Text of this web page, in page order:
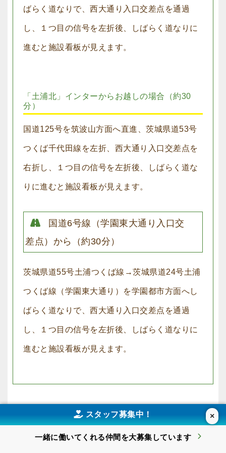
ばらく道なりで、西大通り入口交差点を通過
し、１つ目の信号を左折後、しばらく道なりに
進むと施設看板が見えます。
「土浦北」インターからお越しの場合（約30
分）
国道125号を筑波山方面へ直進、茨城県道53号
つくば千代田線を左折、西大通り入口交差点を
右折し、１つ目の信号を左折後、しばらく道な
りに進むと施設看板が見えます。
国道6号線（学園東大通り入口交
差点）から（約30分）
茨城県道55号土浦つくば線→茨城県道24号土浦
つくば線（学園東大通り）を学園都市方面へし
ばらく道なりで、西大通り入口交差点を通過
し、１つ目の信号を左折後、しばらく道なりに
進むと施設看板が見えます。
電車でお越しの場合 ×
スタッフ募集中！
一緒に働いてくれる仲間を大募集しています